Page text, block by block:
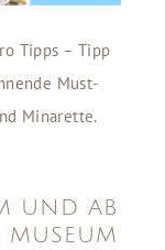
Tipps – Tipp
Must-
Minarette.
UND AB